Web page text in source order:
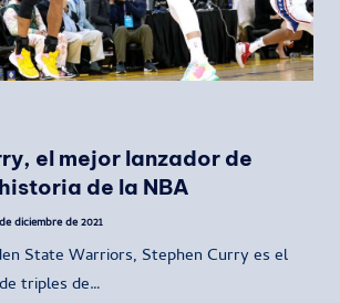
el mejor lanzador de
de la NBA
diciembre de 2021
State Warriors, Stephen Curry es el
triples de…